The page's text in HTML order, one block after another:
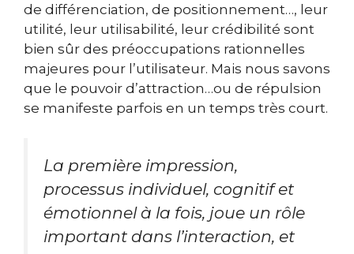
de différenciation, de positionnement…, leur
utilité, leur utilisabilité, leur crédibilité sont
bien sûr des préoccupations rationnelles
majeures pour l’utilisateur. Mais nous savons
que le pouvoir d’attraction…ou de répulsion
se manifeste parfois en un temps très court.
La première impression,
processus individuel, cognitif et
émotionnel à la fois, joue un rôle
important dans l’interaction, et